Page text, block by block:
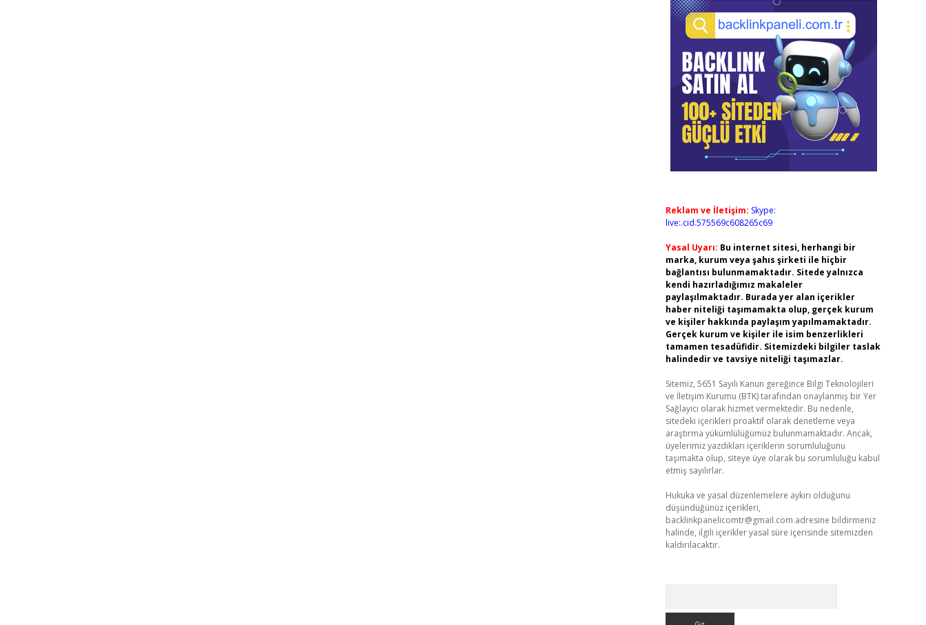
Reklam ve İletişim: Skype:
live:.cid.575569c608265c69
Yasal Uyarı: Bu internet sitesi, herhangi bir
marka, kurum veya şahıs şirketi ile hiçbir
bağlantısı bulunmamaktadır. Sitede yalnızca
kendi hazırladığımız makaleler
paylaşılmaktadır. Burada yer alan içerikler
haber niteliği taşımamakta olup, gerçek kurum
ve kişiler hakkında paylaşım yapılmamaktadır.
Gerçek kurum ve kişiler ile isim benzerlikleri
tamamen tesadüfidir. Sitemizdeki bilgiler taslak
halindedir ve tavsiye niteliği taşımazlar.
Sitemiz, 5651 Sayılı Kanun gereğince Bilgi Teknolojileri
ve İletişim Kurumu (BTK) tarafından onaylanmış bir Yer
Sağlayıcı olarak hizmet vermektedir. Bu nedenle,
sitedeki içerikleri proaktif olarak denetleme veya
araştırma yükümlülüğümüz bulunmamaktadır. Ancak,
üyelerimiz yazdıkları içeriklerin sorumluluğunu
taşımakta olup, siteye üye olarak bu sorumluluğu kabul
etmiş sayılırlar.
Hukuka ve yasal düzenlemelere aykırı olduğunu
düşündüğünüz içerikleri,
backlinkpanelicomtr@gmail.com adresine bildirmeniz
halinde, ilgili içerikler yasal süre içerisinde sitemizden
kaldırılacaktır.